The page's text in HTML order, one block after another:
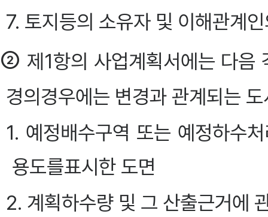
7. 토지등의 소유자 및 이해관계
② 제1항의 사업계획서에는 다음
경의경우에는 변경과 관계되는
1. 예정배수구역 또는 예정하수
용도를표시한 도면
2. 계획하수량 및 그 산출근거에